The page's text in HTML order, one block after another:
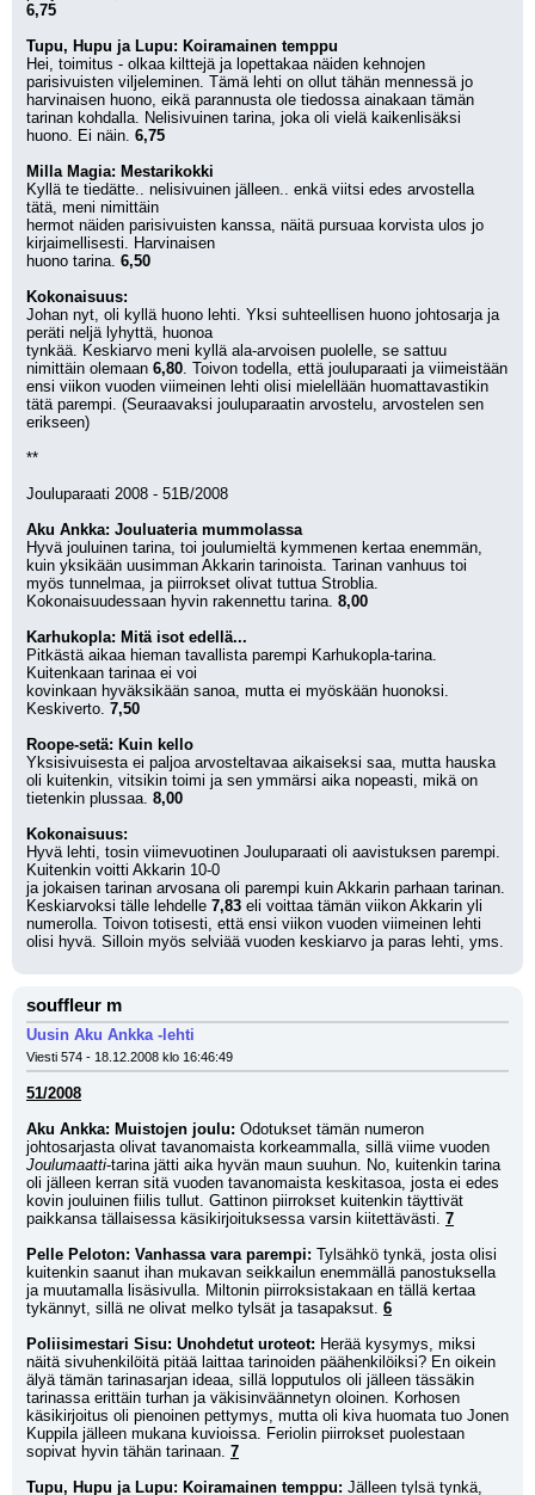
6,75
Tupu, Hupu ja Lupu: Koiramainen temppu
Hei, toimitus - olkaa kilttejä ja lopettakaa näiden kehnojen
parisivuisten viljeleminen. Tämä lehti on ollut tähän mennessä jo
harvinaisen huono, eikä parannusta ole tiedossa ainakaan tämän
tarinan kohdalla. Nelisivuinen tarina, joka oli vielä kaikenlisäksi
huono. Ei näin. 6,75
Milla Magia: Mestarikokki
Kyllä te tiedätte.. nelisivuinen jälleen.. enkä viitsi edes arvostella
tätä, meni nimittäin
hermot näiden parisivuisten kanssa, näitä pursuaa korvista ulos jo
kirjaimellisesti. Harvinaisen
huono tarina. 6,50
Kokonaisuus:
Johan nyt, oli kyllä huono lehti. Yksi suhteellisen huono johtosarja ja
peräti neljä lyhyttä, huonoa
tynkää. Keskiarvo meni kyllä ala-arvoisen puolelle, se sattuu
nimittäin olemaan 6,80. Toivon todella, että jouluparaati ja viimeistään
ensi viikon vuoden viimeinen lehti olisi mielellään huomattavastikin
tätä parempi. (Seuraavaksi jouluparaatin arvostelu, arvostelen sen
erikseen)
**
Jouluparaati 2008 - 51B/2008
Aku Ankka: Jouluateria mummolassa
Hyvä jouluinen tarina, toi joulumieltä kymmenen kertaa enemmän,
kuin yksikään uusimman Akkarin tarinoista. Tarinan vanhuus toi
myös tunnelmaa, ja piirrokset olivat tuttua Stroblia.
Kokonaisuudessaan hyvin rakennettu tarina. 8,00
Karhukopla: Mitä isot edellä...
Pitkästä aikaa hieman tavallista parempi Karhukopla-tarina.
Kuitenkaan tarinaa ei voi
kovinkaan hyväksikään sanoa, mutta ei myöskään huonoksi.
Keskiverto. 7,50
Roope-setä: Kuin kello
Yksisivuisesta ei paljoa arvosteltavaa aikaiseksi saa, mutta hauska
oli kuitenkin, vitsikin toimi ja sen ymmärsi aika nopeasti, mikä on
tietenkin plussaa. 8,00
Kokonaisuus:
Hyvä lehti, tosin viimevuotinen Jouluparaati oli aavistuksen parempi.
Kuitenkin voitti Akkarin 10-0
ja jokaisen tarinan arvosana oli parempi kuin Akkarin parhaan tarinan.
Keskiarvoksi tälle lehdelle 7,83 eli voittaa tämän viikon Akkarin yli
numerolla. Toivon totisesti, että ensi viikon vuoden viimeinen lehti
olisi hyvä. Silloin myös selviää vuoden keskiarvo ja paras lehti, yms.
souffleur m
Uusin Aku Ankka -lehti
Viesti 574 - 18.12.2008 klo 16:46:49
51/2008
Aku Ankka: Muistojen joulu: Odotukset tämän numeron
Joulumaatti-tarina jätti aika hyvän maun suuhun. No, kuitenkin tarina
oli jälleen kerran sitä vuoden tavanomaista keskitasoa, josta ei edes
kovin jouluinen fiilis tullut. Gattinon piirrokset kuitenkin täyttivät
paikkansa tällaisessa käsikirjoituksessa varsin kiitettävästi. 7
Pelle Peloton: Vanhassa vara parempi: Tylsähkö tynkä, josta olisi
kuitenkin saanut ihan mukavan seikkailun enemmällä panostuksella
ja muutamalla lisäsivulla. Miltonin piirroksistakaan en tällä kertaa
tykännyt, sillä ne olivat melko tylsät ja tasapaksut. 6
Poliisimestari Sisu: Unohdetut uroteot: Herää kysymys, miksi
näitä sivuhenkilöitä pitää laittaa tarinoiden päähenkilöiksi? En oikein
älyä tämän tarinasarjan ideaa, sillä lopputulos oli jälleen tässäkin
tarinassa erittäin turhan ja väkisinväännetyn oloinen. Korhosen
käsikirjoitus oli pienoinen pettymys, mutta oli kiva huomata tuo Jonen
Kuppila jälleen mukana kuvioissa. Feriolin piirrokset puolestaan
sopivat hyvin tähän tarinaan. 7
Tupu, Hupu ja Lupu: Koiramainen temppu: Jälleen tylsä tynkä,